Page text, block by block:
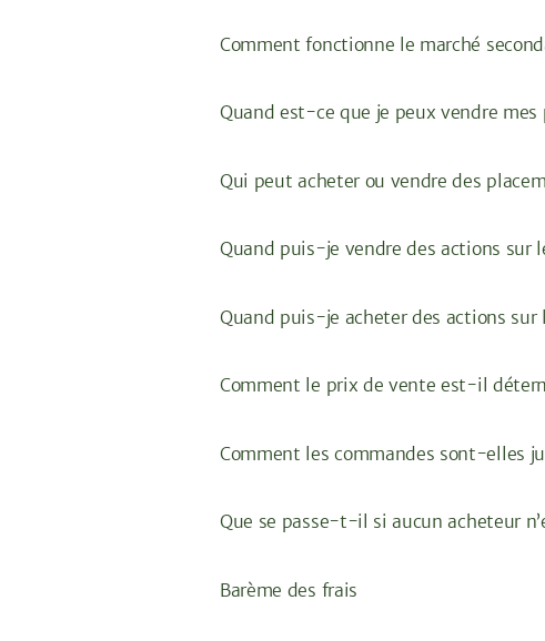
Comment fonctionne le marché
Quand est-ce que je peux vendre mes
Qui peut acheter ou vendre des
Quand puis-je vendre des actions sur
Quand puis-je acheter des actions sur
Comment le prix de vente est-il
Comment les commandes sont-elles
Que se passe-t-il si aucun acheteur
Barème des frais